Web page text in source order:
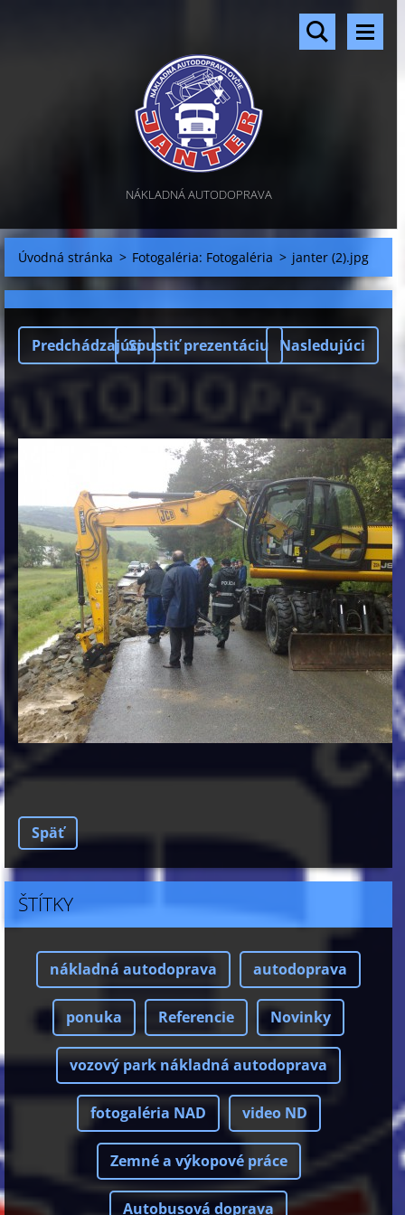
NÁKLADNÁ AUTODOPRAVA
Úvodná stránka > Fotogaléria: Fotogaléria > janter (2).jpg
PredchádzajúciSpustiť prezentáciu Nasledujúci
Späť
ŠTÍTKY
nákladná autodoprava autodoprava
ponuka Referencie Novinky
vozový park nákladná autodoprava
fotogaléria NAD video ND
Zemné a výkopové práce
Autobusová doprava